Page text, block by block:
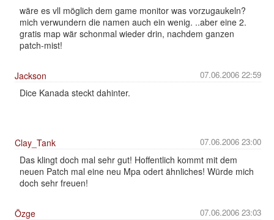
wäre es vll möglich dem game monitor was vorzugaukeln?
mich verwundern die namen auch ein wenig. ..aber eine 2.
gratis map wär schonmal wieder drin, nachdem ganzen
patch-mist!
07.06.2006 22:59
Jackson
Dice Kanada steckt dahinter.
07.06.2006 23:00
Clay_Tank
Das klingt doch mal sehr gut! Hoffentlich kommt mit dem
neuen Patch mal eine neu Mpa odert ähnliches! Würde mich
doch sehr freuen!
07.06.2006 23:03
Özge